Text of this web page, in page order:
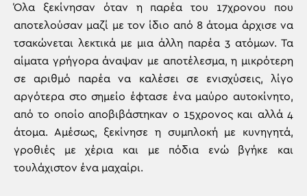
Όλα ξεκίνησαν όταν η παρέα του 17χρονου που
αποτελούσαν μαζί με τον ίδιο από 8 άτομα άρχισε να
τσακώνεται λεκτικά με μια άλλη παρέα 3 ατόμων. Τα
αίματα γρήγορα άναψαν με αποτέλεσμα, η μικρότερη
σε αριθμό παρέα να καλέσει σε ενισχύσεις, λίγο
αργότερα στο σημείο έφτασε ένα μαύρο αυτοκίνητο,
από το οποίο αποβιβάστηκαν ο 15χρονος και αλλά 4
άτομα. Αμέσως, ξεκίνησε η συμπλοκή με κυνηγητά,
γροθιές με χέρια και με πόδια ενώ βγήκε και
τουλάχιστον ένα μαχαίρι.